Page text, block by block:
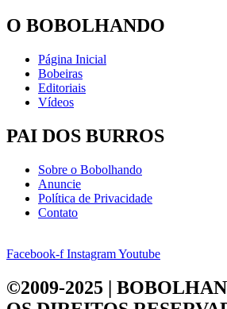
O BOBOLHANDO
Página Inicial
Bobeiras
Editoriais
Vídeos
PAI DOS BURROS
Sobre o Bobolhando
Anuncie
Política de Privacidade
Contato
Facebook-f InstagramYoutube
©2009-2025 |